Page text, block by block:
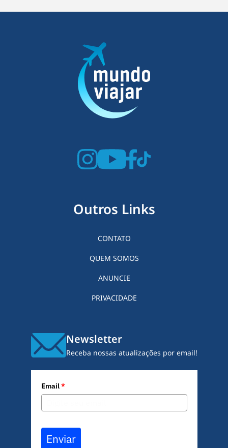
Outros Links
CONTATO
QUEM SOMOS
ANUNCIE
PRIVACIDADE
Newsletter
Receba nossas atualizações por email!
Email*
Enviar